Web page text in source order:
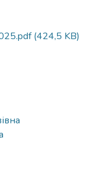
(424,5 KB)